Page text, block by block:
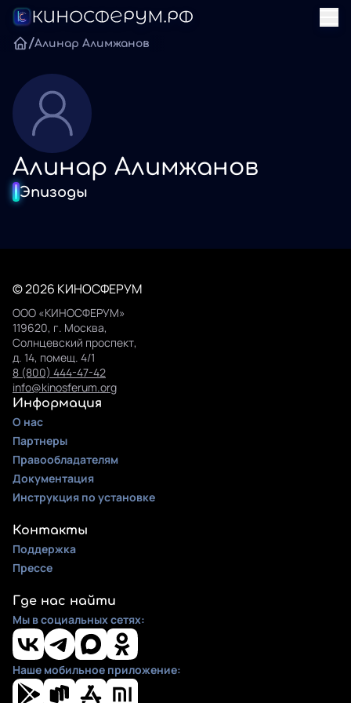
/Алинар Алимжанов
Алинар Алимжанов
Эпизоды
© 2026 КИНОСФЕРУМ
ООО «КИНОСФЕРУМ»
119620, г. Москва,
Солнцевский проспект,
д. 14, помещ. 4/1
8 (800) 444-47-42
info@kinosferum.org
Информация
О нас
Партнеры
Правообладателям
Документация
Инструкция по установке
Контакты
Поддержка
Прессе
Где нас найти
Мы в социальных сетях:
Наше мобильное приложение: